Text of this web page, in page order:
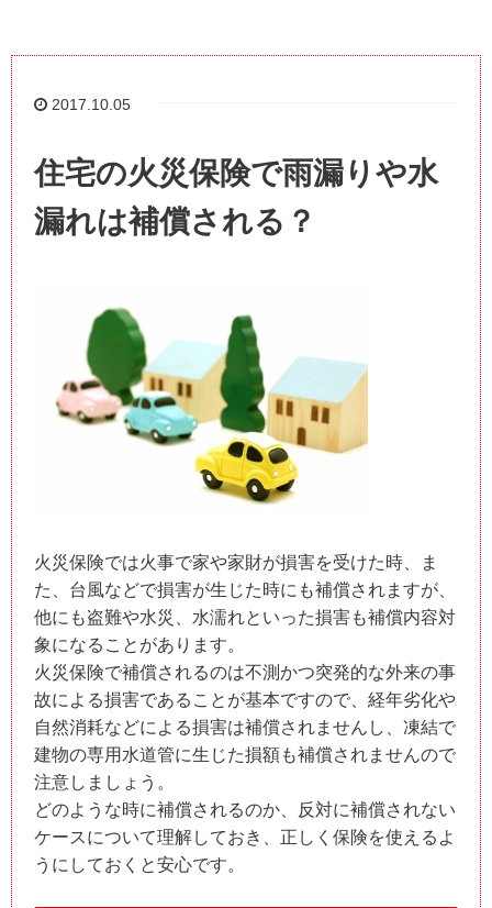
2017.10.05
住宅の火災保険で雨漏りや水
漏れは補償される？
火災保険では火事で家や家財が損害を受けた時、ま
た、台風などで損害が生じた時にも補償されますが、
他にも盗難や水災、水濡れといった損害も補償内容対
象になることがあります。
火災保険で補償されるのは不測かつ突発的な外来の事
故による損害であることが基本ですので、経年劣化や
自然消耗などによる損害は補償されませんし、凍結で
建物の専用水道管に生じた損額も補償されませんので
注意しましょう。
どのような時に補償されるのか、反対に補償されない
ケースについて理解しておき、正しく保険を使えるよ
うにしておくと安心です。